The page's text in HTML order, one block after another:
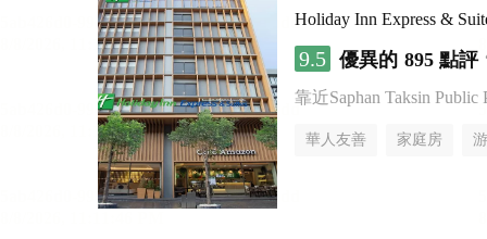
Holiday Inn Express &
9.5 優異的 895 點評
靠近Saphan Taksin Public
華人友善 家庭房